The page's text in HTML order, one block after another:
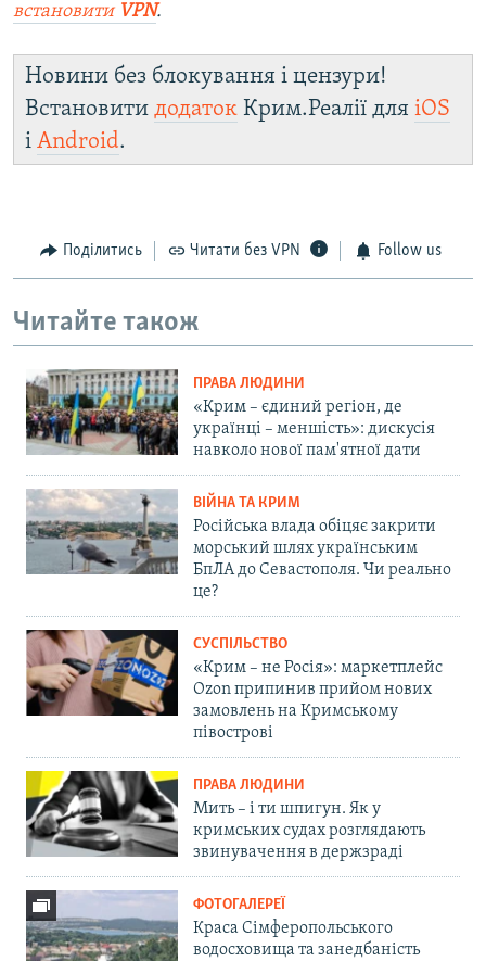
встановити VPN.
Новини без блокування і цензури!
Встановити додаток Крим.Реалії для iOS
і Android.
Поділитись Читати без VPN Follow us
Читайте також
ПРАВА ЛЮДИНИ
«Крим – єдиний регіон, де
українці – меншість»: дискусія
навколо нової пам'ятної дати
ВІЙНА ТА КРИМ
Російська влада обіцяє закрити
морський шлях українським
БпЛА до Севастополя. Чи реально
це?
СУСПІЛЬСТВО
«Крим – не Росія»: маркетплейс
Ozon припинив прийом нових
замовлень на Кримському
півострові
ПРАВА ЛЮДИНИ
Мить – і ти шпигун. Як у
кримських судах розглядають
звинувачення в держзраді
ФОТОГАЛЕРЕЇ
Краса Сімферопольського
водосховища та занедбаність